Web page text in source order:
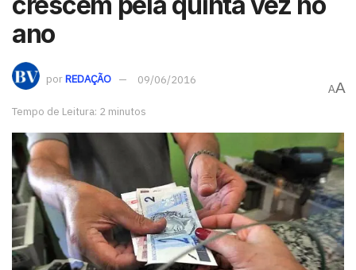
ano
porREDAÇÃO 09/06/2016
Tempo de Leitura: 2 minutos
AA